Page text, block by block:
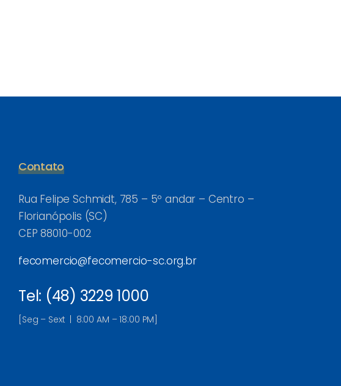
Contato
Rua Felipe Schmidt, 785 – 5º andar – Centro –
Florianópolis (SC)
CEP 88010-002
fecomercio@fecomercio-sc.org.br
Tel: (48) 3229 1000
[Seg – Sext | 8:00 AM – 18:00 PM]